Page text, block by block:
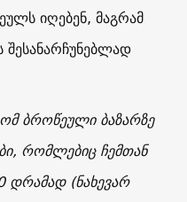
იღებენ, მაგრამ
შესანარჩუნებლად
ბროწეული ბაზარზე
რომლებიც ჩემთან
(ნახევარ